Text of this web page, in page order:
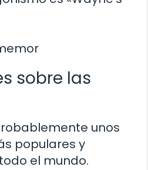
sobre las
unos
populares y
el mundo.